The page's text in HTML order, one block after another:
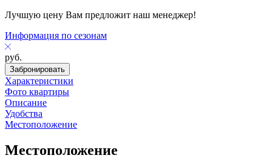
Лучшую цену Вам предложит наш менеджер!
Информация по сезонам
руб.
Забронировать
Характеристики
Фото квартиры
Описание
Удобства
Местоположение
Местоположение